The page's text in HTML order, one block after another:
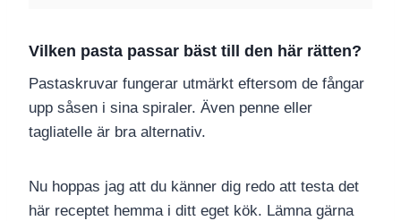
Vilken pasta passar bäst till den här rätten?
Pastaskruvar fungerar utmärkt eftersom de fångar
upp såsen i sina spiraler. Även penne eller
tagliatelle är bra alternativ.
Nu hoppas jag att du känner dig redo att testa det
här receptet hemma i ditt eget kök. Lämna gärna